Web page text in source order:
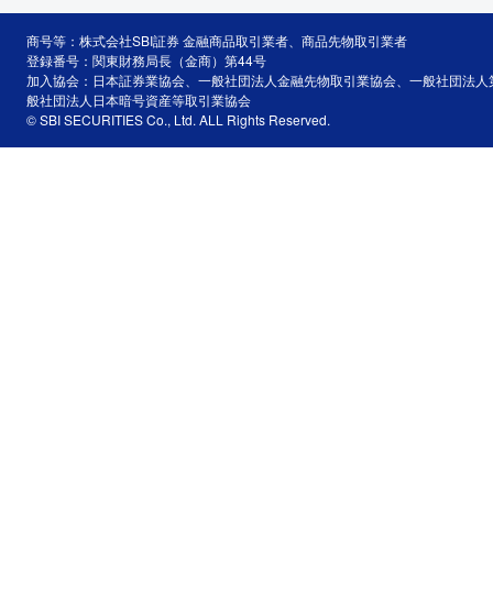
商号等：株式会社SBI証券 金融商品取引業者、商品先物取引業者
登録番号：関東財務局長（金商）第44号
加入協会：日本証券業協会、一般社団法人金融先物取引業協会、一般社団法
般社団法人日本暗号資産等取引業協会
© SBI SECURITIES Co., Ltd. ALL Rights Reserved.